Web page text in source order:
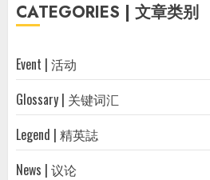
文
CATEGORIES | 文章类别
Event | 活动
Glossary | 关键词汇
Legend | 精英誌
News | 议论